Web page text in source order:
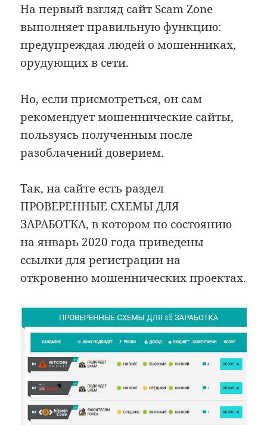
На первый взгляд сайт Scam Zone
выполняет правильную функцию:
предупреждая людей о мошенниках,
орудующих в сети.
Но, если присмотреться, он сам
рекомендует мошеннические сайты,
пользуясь полученным после
разоблачений доверием.
Так, на сайте есть раздел
ПРОВЕРЕННЫЕ СХЕМЫ ДЛЯ
ЗАРАБОТКА, в котором по состоянию
на январь 2020 года приведены
ссылки для регистрации на
откровенно мошеннических проектах.